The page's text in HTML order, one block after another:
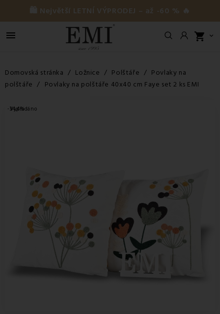
🛍️ Největší LETNÍ VÝPRODEJ – až -60 % 🔥
 shopping_cart 
Domovská stránka Ložnice Polštáře
Povlaky na
polštáře
Povlaky na polštáře 40x40 cm Faye set 2 ks EMI
-34,4%
Vyprodáno